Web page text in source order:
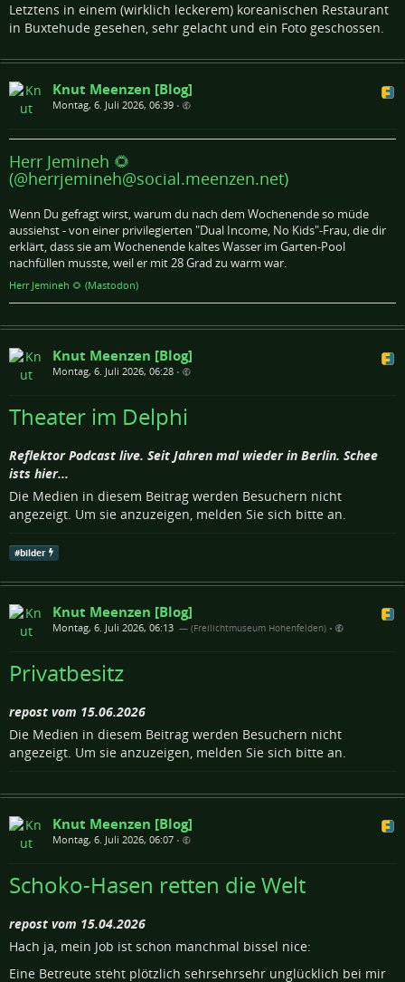
Letztens in einem (wirklich leckerem) koreanischen Restaurant
in Buxtehude gesehen, sehr gelacht und ein Foto geschossen.
Knut Meenzen [Blog]
Montag, 6. Juli 2026, 06:39 •
Herr Jemineh 🌻
(@herrjemineh@social.meenzen.net)
Wenn Du gefragt wirst, warum du nach dem Wochenende so müde
aussiehst - von einer privilegierten "Dual Income, No Kids"-Frau, die dir
erklärt, dass sie am Wochenende kaltes Wasser im Garten-Pool
nachfüllen musste, weil er mit 28 Grad zu warm war.
Herr Jemineh 🌻 (Mastodon)
Knut Meenzen [Blog]
Montag, 6. Juli 2026, 06:28 •
Theater im Delphi
Reflektor Podcast live. Seit Jahren mal wieder in Berlin. Schee
ists hier...
Die Medien in diesem Beitrag werden Besuchern nicht
angezeigt. Um sie anzuzeigen, melden Sie sich bitte an.
#bilder
Knut Meenzen [Blog]
Montag, 6. Juli 2026, 06:13 — (Freilichtmuseum Hohenfelden) •
Privatbesitz
repost vom 15.06.2026
Die Medien in diesem Beitrag werden Besuchern nicht
angezeigt. Um sie anzuzeigen, melden Sie sich bitte an.
Knut Meenzen [Blog]
Montag, 6. Juli 2026, 06:07 •
Schoko-Hasen retten die Welt
repost vom 15.04.2026
Hach ja, mein Job ist schon manchmal bissel nice:
Eine Betreute steht plötzlich sehrsehrsehr unglücklich bei mir